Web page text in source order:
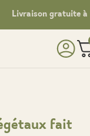
gratuite à
fait